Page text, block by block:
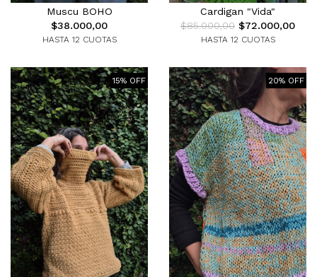
Muscu BOHO
$38.000,00
HASTA 12 CUOTAS
Cardigan "Vida"
$85.000,00 $72.000,00
HASTA 12 CUOTAS
15% OFF 20% OFF